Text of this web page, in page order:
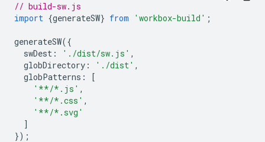
// build-sw.js
import {generateSW} from 'workbox-build' ;
generateSW({
swDest : './dist/sw.js' ,
globDirectory : './dist' ,
globPatterns :
[
'**/*.js' ,
'**/*.css' ,
'**/*.svg'
]
});